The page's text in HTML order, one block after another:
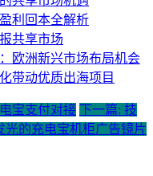
利回本全解析
共享市场
欧洲新兴市场布局机会
带动优质出海项目
宝支付对接 下一篇: 技
光的充电宝机柜广告镜片